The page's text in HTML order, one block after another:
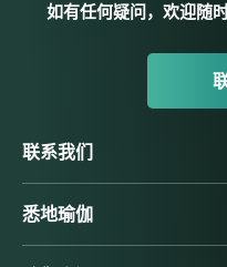
如有任何疑问，欢迎随
联系我们
悉地瑜伽